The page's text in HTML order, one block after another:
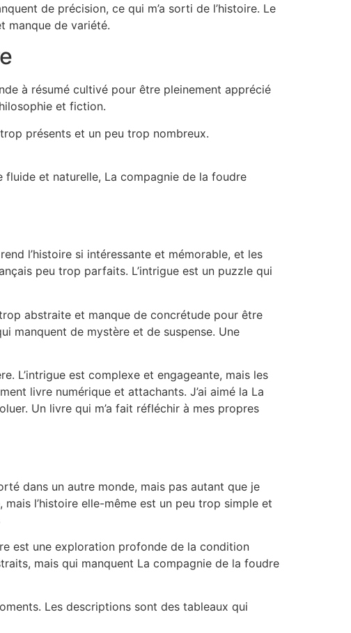
de précision, ce qui m’a sorti de l’histoire. Le
manque de variété.
à résumé cultivé pour être pleinement apprécié
et fiction.
présents et un peu trop nombreux.
fluide et naturelle, La compagnie de la foudre
l’histoire si intéressante et mémorable, et les
peu trop parfaits. L’intrigue est un puzzle qui
abstraite et manque de concrétude pour être
manquent de mystère et de suspense. Une
L’intrigue est complexe et engageante, mais les
livre numérique et attachants. J’ai aimé la La
Un livre qui m’a fait réfléchir à mes propres
dans un autre monde, mais pas autant que je
mais l’histoire elle-même est un peu trop simple et
est une exploration profonde de la condition
mais qui manquent La compagnie de la foudre
Les descriptions sont des tableaux qui